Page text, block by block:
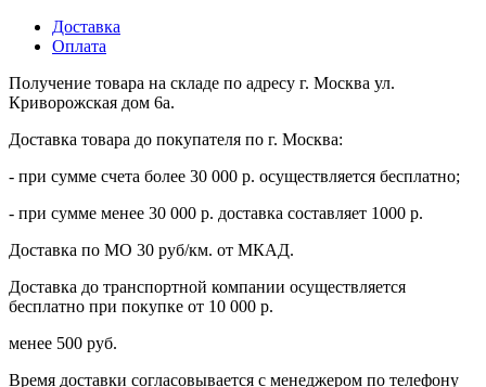
Доставка
Оплата
Получение товара на складе по адресу г. Москва ул.
Криворожская дом 6а.
Доставка товара до покупателя по г. Москва:
- при сумме счета более 30 000 р. осуществляется бесплатно;
- при сумме менее 30 000 р. доставка составляет 1000 р.
Доставка по МО 30 руб/км. от МКАД.
Доставка до транспортной компании осуществляется
бесплатно при покупке от 10 000 р.
менее 500 руб.
Время доставки согласовывается с менеджером по телефону